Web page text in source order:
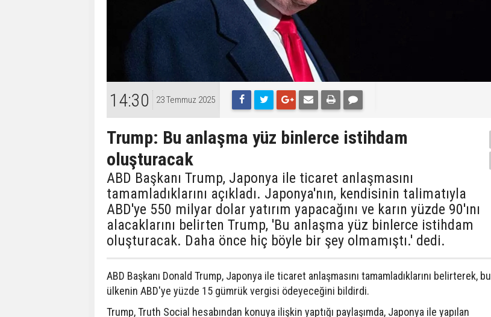
14:30 23 Temmuz 2025
Trump: Bu anlaşma yüz binlerce istihdam
oluşturacak
ABD Başkanı Trump, Japonya ile ticaret anlaşmasını
tamamladıklarını açıkladı. Japonya'nın, kendisinin talimatıyla
ABD'ye 550 milyar dolar yatırım yapacağını ve karın yüzde 90'ını
alacaklarını belirten Trump, 'Bu anlaşma yüz binlerce istihdam
oluşturacak. Daha önce hiç böyle bir şey olmamıştı.' dedi.
ABD Başkanı Donald Trump, Japonya ile ticaret anlaşmasını tamamladıklarını belirterek, bu
ülkenin ABD'ye yüzde 15 gümrük vergisi ödeyeceğini bildirdi.
Trump, Truth Social hesabından konuya ilişkin yaptığı paylaşımda, Japonya ile yapılan